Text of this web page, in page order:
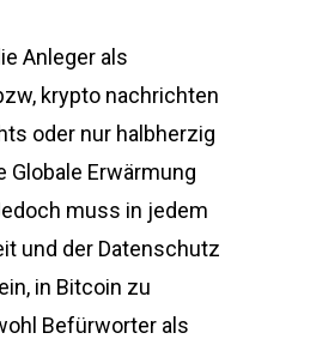
Anleger als
krypto nachrichten
oder nur halbherzig
Globale Erwärmung
muss in jedem
und der Datenschutz
in Bitcoin zu
Befürworter als